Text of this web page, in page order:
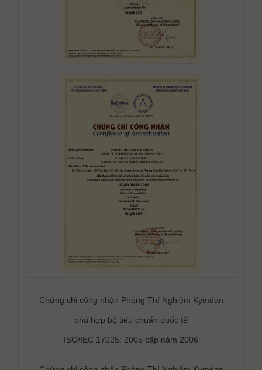
Chứng chỉ công nhận Phòng Thí Nghiệm Kymdan
phù hợp bộ tiêu chuẩn quốc tế
ISO/IEC 17025: 2005 cấp năm 2006